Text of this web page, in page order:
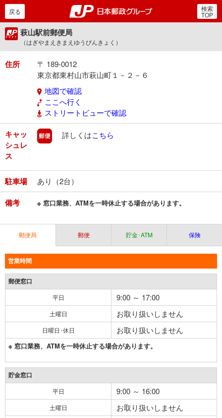
郵便局・日本郵政グルー
戻る 検索
TOP
萩山駅前郵便局
（はぎやまえきまえゆうびんきょく）
住所
〒 189-0012
東京都東村山市萩山町１－２－６
地図で確認
ここへ行く
ストリートビューで確認
キャッ
シュレ
ス
郵便
詳しくはこちら
駐車場 あり（2台）
備考 ※ 窓口業務、ATMを一時休止する場合があります。
郵便局 郵便 貯金･ATM 保険
営業時間
郵便窓口
平日 9:00 ～ 17:00
土曜日 お取り扱いしません
日曜日･休日 お取り扱いしません
※ 窓口業務、ATMを一時休止する場合があります。
貯金窓口
平日 9:00 ～ 16:00
土曜日 お取り扱いしません